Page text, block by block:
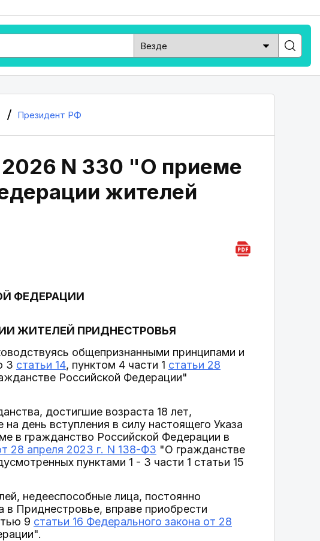
Президент РФ
N 330 "О приеме
жителей
ФЕДЕРАЦИИ
ЖИТЕЛЕЙ ПРИДНЕСТРОВЬЯ
общепризнанными принципами и
3 статьи 14, пунктом 4 части 1 статьи 28
Российской Федерации"
достигшие возраста 18 лет,
день вступления в силу настоящего Указа
в гражданство Российской Федерации в
28 апреля 2023 г. N 138-ФЗ "О гражданстве
пунктами 1 - 3 части 1 статьи 15
недееспособные лица, постоянно
в Приднестровье, вправе приобрести
9 статьи 16 Федерального закона от 28